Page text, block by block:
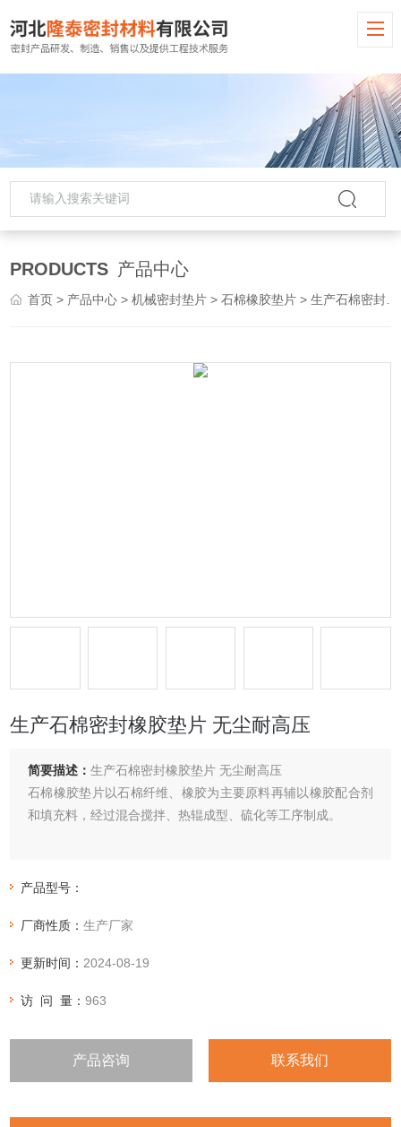
PRODUCTS 产品中心
首页 > 产品中心 >机械密封垫片 >石棉橡胶垫片 > 生产石棉密封橡胶垫片 无尘耐高压
生产石棉密封橡胶垫片 无尘耐高压
简要描述：生产石棉密封橡胶垫片 无尘耐高压
石棉橡胶垫片以石棉纤维、橡胶为主要原料再辅以橡胶配合剂
和填充料，经过混合搅拌、热辊成型、硫化等工序制成。
产品型号：
厂商性质：生产厂家
更新时间： 2024-08-19
访 问 量：963
产品咨询 联系我们